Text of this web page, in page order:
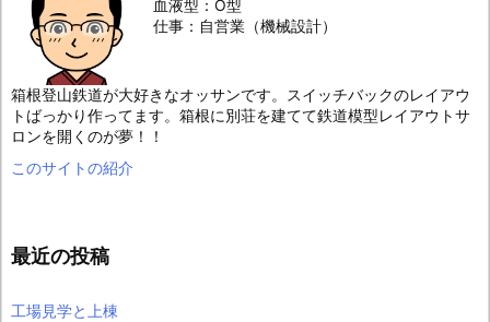
血液型：O型
仕事：自営業（機械設計）
箱根登山鉄道が大好きなオッサンです。スイッチバックのレイアウ
トばっかり作ってます。箱根に別荘を建てて鉄道模型レイアウトサ
ロンを開くのが夢！！
このサイトの紹介
最近の投稿
工場見学と上棟